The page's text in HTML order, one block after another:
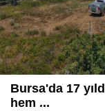
Bursa'da 17
hem ...